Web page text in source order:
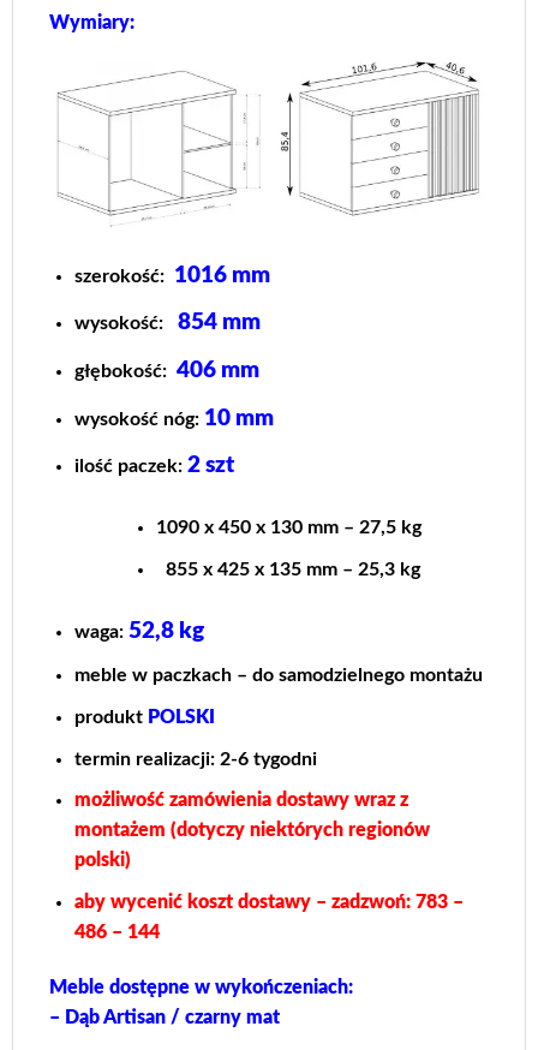
Wymiary:
szerokość: 1016 mm
wysokość: 854mm
głębokość: 406 mm
wysokość nóg: 10 mm
ilość paczek: 2szt
1090 x 450 x 130 mm – 27,5 kg
855 x 425 x 135 mm – 25,3 kg
waga: 52,8 kg
meble w paczkach – do samodzielnego montażu
produkt POLSKI
termin realizacji: 2-6 tygodni
możliwość zamówienia dostawy wraz z
montażem (dotyczy niektórych regionów
polski)
aby wycenić koszt dostawy – zadzwoń: 783 –
486 – 144
Meble dostępne w wykończeniach:
– Dąb Artisan / czarny mat